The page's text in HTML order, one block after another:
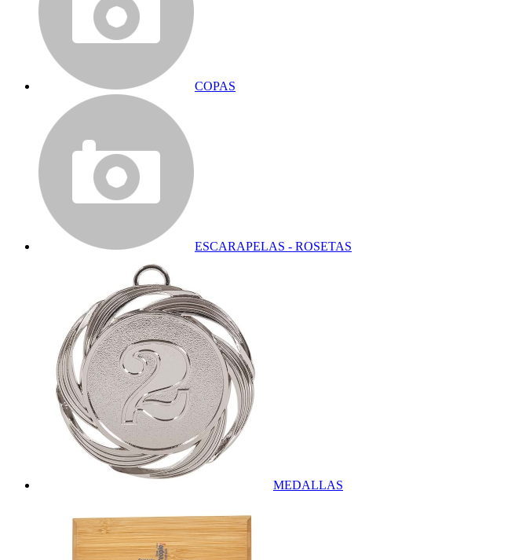
COPAS
ESCARAPELAS - ROSETAS
MEDALLAS